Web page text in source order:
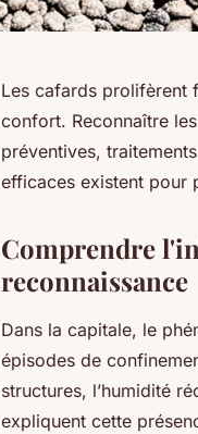
Les cafards prolifèrent
confort. Reconnaître
préventives,
efficaces existent pour
Comprendre
reconnaissance
Dans la capitale, le
épisodes de
structures, l’humidité
expliquent cette